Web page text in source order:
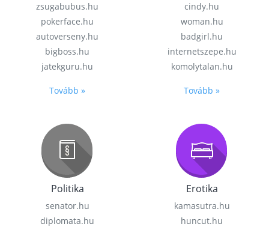
zsugabubus.hu
pokerface.hu
autoverseny.hu
bigboss.hu
jatekguru.hu
Tovább »
cindy.hu
woman.hu
badgirl.hu
internetszepe.hu
komolytalan.hu
Tovább »
Politika
senator.hu
diplomata.hu
Erotika
kamasutra.hu
huncut.hu